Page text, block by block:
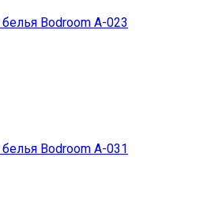
Bodroom A-023
Bodroom A-031